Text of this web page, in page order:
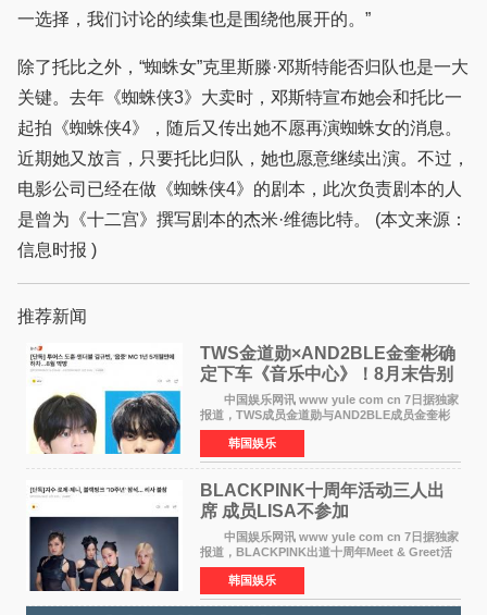
一选择，我们讨论的续集也是围绕他展开的。”
除了托比之外，“蜘蛛女”克里斯滕·邓斯特能否归队也是一大
关键。去年《蜘蛛侠3》大卖时，邓斯特宣布她会和托比一
起拍《蜘蛛侠4》，随后又传出她不愿再演蜘蛛女的消息。
近期她又放言，只要托比归队，她也愿意继续出演。不过，
电影公司已经在做《蜘蛛侠4》的剧本，此次负责剧本的人
是曾为《十二宫》撰写剧本的杰米·维德比特。 (本文来源：
信息时报 )
推荐新闻
TWS金道勋×AND2BLE金奎彬确
定下车《音乐中心》！8月末告别
MC席位
中国娱乐网讯 www yule com cn 7日据独家
报道，TWS成员金道勋与AND2BLE成员金奎彬
将于8月离开《音乐中心》MC的位置。 金道
勋与金奎彬于去年3月与H2H A-NA一起被选为
《音乐中心》MC，约1
韩国娱乐
BLACKPINK十周年活动三人出
席 成员LISA不参加
中国娱乐网讯 www yule com cn 7日据独家
报道，BLACKPINK出道十周年Meet & Greet活
动将由智秀、ROS&Eacute;、JENNIE出席，
LISA将缺席。 此前BLACKPINK所属社YG并
未为组合出道十周年做
韩国娱乐